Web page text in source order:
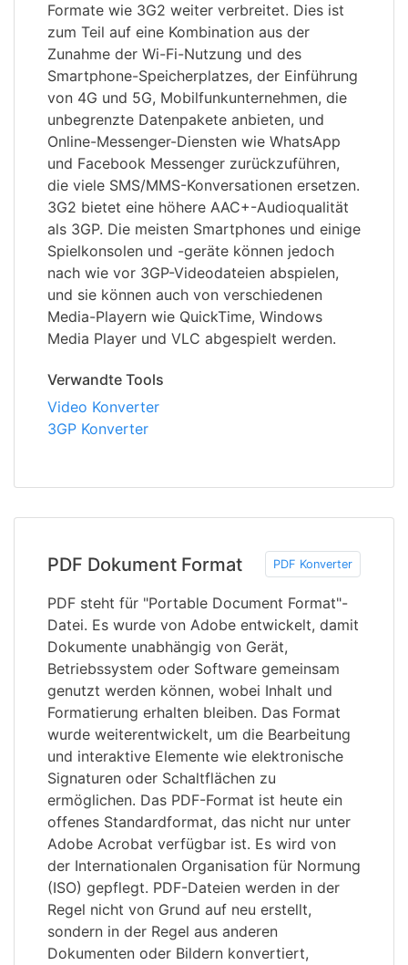
Formate wie 3G2 weiter verbreitet. Dies ist
zum Teil auf eine Kombination aus der
Zunahme der Wi-Fi-Nutzung und des
Smartphone-Speicherplatzes, der Einführung
von 4G und 5G, Mobilfunkunternehmen, die
unbegrenzte Datenpakete anbieten, und
Online-Messenger-Diensten wie WhatsApp
und Facebook Messenger zurückzuführen,
die viele SMS/MMS-Konversationen ersetzen.
3G2 bietet eine höhere AAC+-Audioqualität
als 3GP. Die meisten Smartphones und einige
Spielkonsolen und -geräte können jedoch
nach wie vor 3GP-Videodateien abspielen,
und sie können auch von verschiedenen
Media-Playern wie QuickTime, Windows
Media Player und VLC abgespielt werden.
Verwandte Tools
Video Konverter
3GP Konverter
PDF Dokument Format PDF Konverter
PDF steht für "Portable Document Format"-
Datei. Es wurde von Adobe entwickelt, damit
Dokumente unabhängig von Gerät,
Betriebssystem oder Software gemeinsam
genutzt werden können, wobei Inhalt und
Formatierung erhalten bleiben. Das Format
wurde weiterentwickelt, um die Bearbeitung
und interaktive Elemente wie elektronische
Signaturen oder Schaltflächen zu
ermöglichen. Das PDF-Format ist heute ein
offenes Standardformat, das nicht nur unter
Adobe Acrobat verfügbar ist. Es wird von
der Internationalen Organisation für Normung
(ISO) gepflegt. PDF-Dateien werden in der
Regel nicht von Grund auf neu erstellt,
sondern in der Regel aus anderen
Dokumenten oder Bildern konvertiert,